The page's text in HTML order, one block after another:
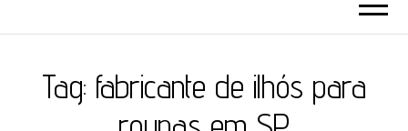
Tag: fabricante de ilhós para